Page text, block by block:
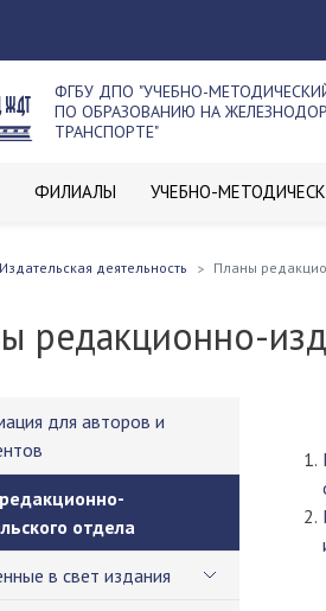
ФГБУ ДПО "УЧЕБНО-
ПО ОБРАЗОВАНИЮ НА
ТРАНСПОРТЕ"
ФИЛИАЛЫ УЧЕБНО-
Издательская деятельность Планы
редакционно-
для авторов и
отдела
в свет издания